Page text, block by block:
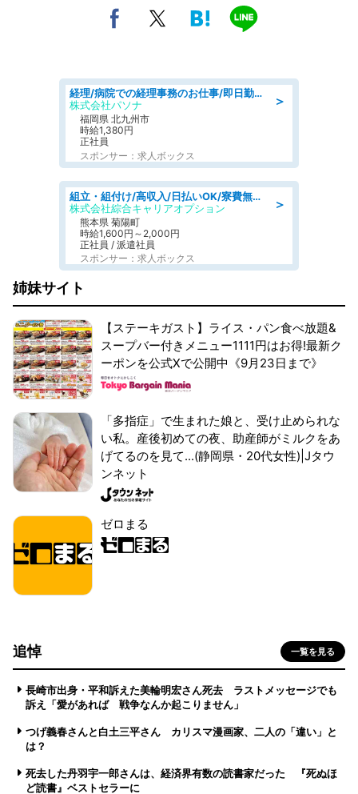
＞
経理/病院での経理事務のお仕事/即日勤務可/車通勤可/経理/一般事務
株式会社パソナ
福岡県 北九州市
時給1,380円
正社員
スポンサー：求人ボックス
＞
組立・組付け/高収入/日払いOK/寮費無料/交替制/20・30・40代活躍中
株式会社綜合キャリアオプション
熊本県 菊陽町
時給1,600円～2,000円
正社員 / 派遣社員
スポンサー：求人ボックス
姉妹サイト
【ステーキガスト】ライス・パン食べ放題&
スープバー付きメニュー1111円はお得!最新ク
ーポンを公式Xで公開中《9月23日まで》
「多指症」で生まれた娘と、受け止められな
い私。産後初めての夜、助産師がミルクをあ
げてるのを見て...(静岡県・20代女性)|Jタウ
ンネット
ゼロまる
追悼 一覧を見る
長崎市出身・平和訴えた美輪明宏さん死去 ラストメッセージでも
訴え「愛があれば 戦争なんか起こりません」
つげ義春さんと白土三平さん カリスマ漫画家、二人の「違い」と
は？
死去した丹羽宇一郎さんは、経済界有数の読書家だった 『死ぬほ
ど読書』ベストセラーに